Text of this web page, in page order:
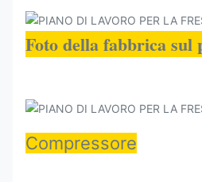
250
2500*1000*1000
Foto della fabbrica sul
Compressore